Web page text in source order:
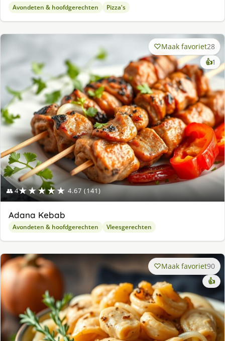
Avondeten & hoofdgerechten Pizza's
👥 4★★★★★ 4.67 (141)
Maak favoriet28
👍1
Adana Kebab
Avondeten & hoofdgerechten Vleesgerechten
Maak favoriet90
👍